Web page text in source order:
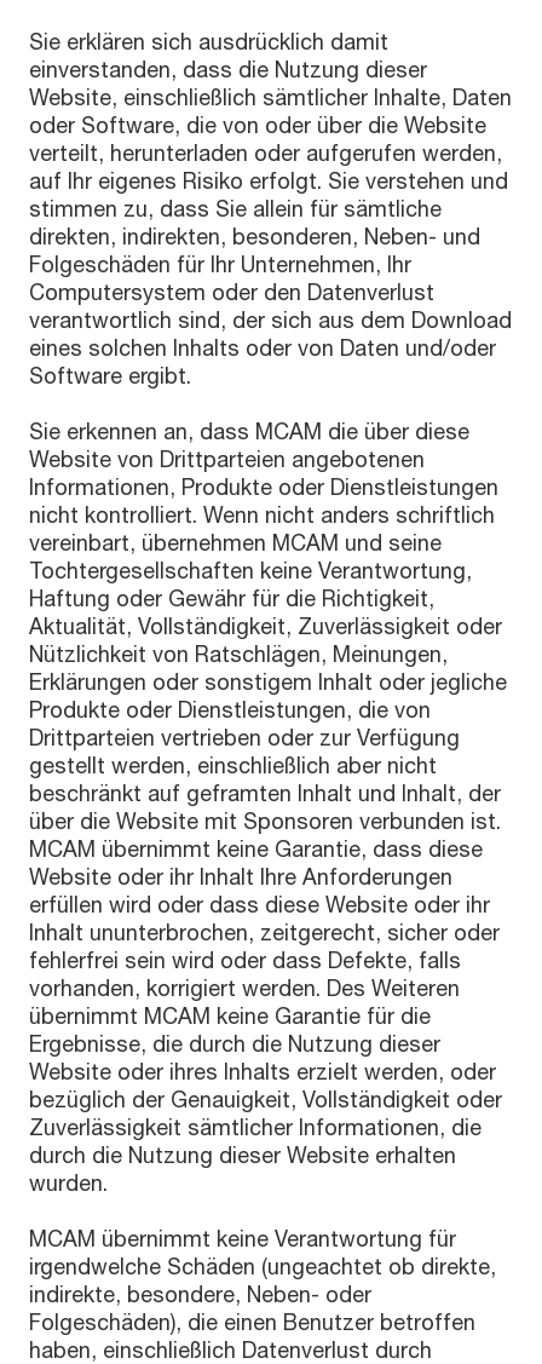
Sie erklären sich ausdrücklich damit
einverstanden, dass die Nutzung dieser
Website, einschließlich sämtlicher Inhalte, Daten
oder Software, die von oder über die Website
verteilt, herunterladen oder aufgerufen werden,
auf Ihr eigenes Risiko erfolgt. Sie verstehen und
stimmen zu, dass Sie allein für sämtliche
direkten, indirekten, besonderen, Neben- und
Folgeschäden für Ihr Unternehmen, Ihr
Computersystem oder den Datenverlust
verantwortlich sind, der sich aus dem Download
eines solchen Inhalts oder von Daten und/oder
Software ergibt.
Sie erkennen an, dass MCAM die über diese
Website von Drittparteien angebotenen
Informationen, Produkte oder Dienstleistungen
nicht kontrolliert. Wenn nicht anders schriftlich
vereinbart, übernehmen MCAM und seine
Tochtergesellschaften keine Verantwortung,
Haftung oder Gewähr für die Richtigkeit,
Aktualität, Vollständigkeit, Zuverlässigkeit oder
Nützlichkeit von Ratschlägen, Meinungen,
Erklärungen oder sonstigem Inhalt oder jegliche
Produkte oder Dienstleistungen, die von
Drittparteien vertrieben oder zur Verfügung
gestellt werden, einschließlich aber nicht
beschränkt auf geframten Inhalt und Inhalt, der
über die Website mit Sponsoren verbunden ist.
MCAM übernimmt keine Garantie, dass diese
Website oder ihr Inhalt Ihre Anforderungen
erfüllen wird oder dass diese Website oder ihr
Inhalt ununterbrochen, zeitgerecht, sicher oder
fehlerfrei sein wird oder dass Defekte, falls
vorhanden, korrigiert werden. Des Weiteren
übernimmt MCAM keine Garantie für die
Ergebnisse, die durch die Nutzung dieser
Website oder ihres Inhalts erzielt werden, oder
bezüglich der Genauigkeit, Vollständigkeit oder
Zuverlässigkeit sämtlicher Informationen, die
durch die Nutzung dieser Website erhalten
wurden.
MCAM übernimmt keine Verantwortung für
irgendwelche Schäden (ungeachtet ob direkte,
indirekte, besondere, Neben- oder
Folgeschäden), die einen Benutzer betroffen
haben, einschließlich Datenverlust durch